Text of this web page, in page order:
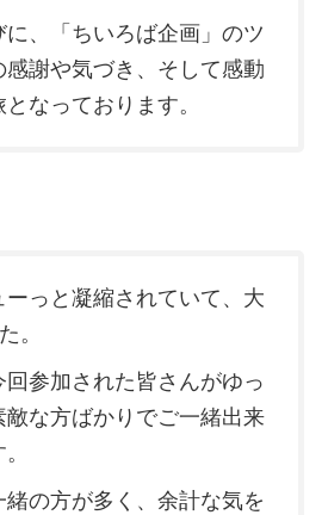
、「ちいろば企画」のツ
謝や気づき、そして感動
なっております。
っと凝縮されていて、大
。
参加された皆さんがゆっ
な方ばかりでご一緒出来
緒の方が多く、余計な気を